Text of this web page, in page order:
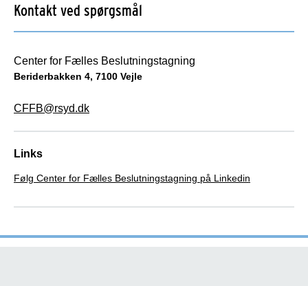
Kontakt ved spørgsmål
Links
Følg Center for Fælles Beslutningstagning på Linkedin
Center for Fælles Beslutningstagning
Beriderbakken 4, 7100 Vejle
CFFB@rsyd.dk